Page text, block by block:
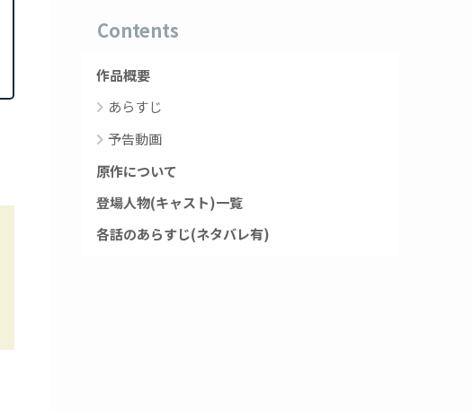
Contents
作品概要
あらすじ
予告動画
原作について
登場人物(キャスト)一覧
各話のあらすじ(ネタバレ有)